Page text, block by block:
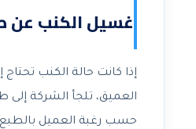
غسيل الكنب عن
إذا كانت حالة الكنب تحتاج
العميق، تلجأ الشركة إلى
حسب رغبة العميل